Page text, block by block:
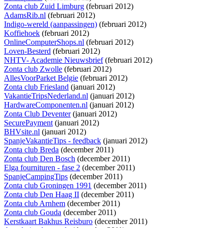
Zonta club Zuid Limburg (februari 2012)
AdamsRib.nl (februari 2012)
Indigo-wereld (aanpassingen) (februari 2012)
Koffiehoek (februari 2012)
OnlineComputerShops.nl (februari 2012)
Loven-Besterd (februari 2012)
NHTV- Academie Nieuwsbrief(februari 2012)
Zonta club Zwolle (februari 2012)
AllesVoorParket Belgie (februari 2012)
Zonta club Friesland (januari 2012)
VakantieTripsNederland.nl (januari 2012)
HardwareComponenten.nl (januari 2012)
Zonta Club Deventer(januari 2012)
SecurePayment(januari 2012)
BHVsite.nl (januari 2012)
SpanjeVakantieTips - feedback (januari 2012)
Zonta club Breda (december 2011)
Zonta club Den Bosch (december 2011)
Elga fournituren - fase 2 (december 2011)
SpanjeCampingTips (december 2011)
Zonta club Groningen 1991 (december 2011)
Zonta club Den Haag II (december 2011)
Zonta club Arnhem (december 2011)
Zonta club Gouda (december 2011)
Kerstkaart Bakhus Reisburo (december 2011)